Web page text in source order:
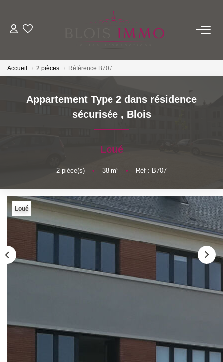
Acheter
Biens Vendus Et Loués
Off Market
ESTIMER
NOTRE AGENCE
Qui Sommes-Nous ?
Nos Actualités
Nos Partenaires
Accueil 2 pièces Référence B707
Appartement Type 2 dans résidence
sécurisée , Blois
Loué
2 pièce(s) • 38 m² • Réf : B707
Loué